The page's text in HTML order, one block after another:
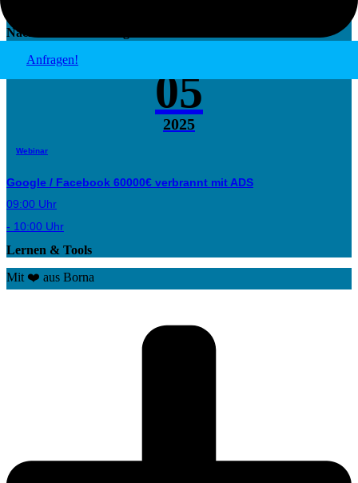
Anfragen!
Nächste Veranstaltungen
05
2025
Webinar
Google / Facebook 60000€ verbrannt mit ADS
09:00 Uhr
- 10:00 Uhr
Lernen & Tools
Mit ❤️ aus Borna